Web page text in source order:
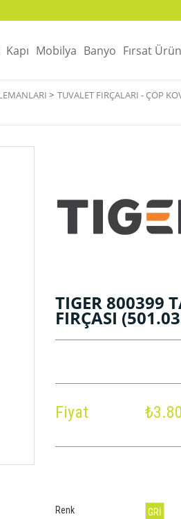
Kapı Mobilya Banyo Fırsat
> TUVALET FIRÇALARI - ÇÖP
TIGER 800399
FIRÇASI
Fiyat
Renk GRİ